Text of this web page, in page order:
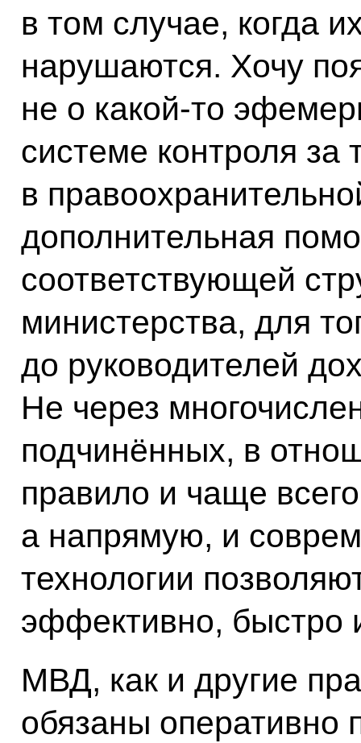
в том случае, когда
нарушаются. Хочу
не о какой-то
системе контроля за
в
дополнительная
соответствующей
министерства, для
до руководителей
Не через
подчинённых, в
правило и чаще
а напрямую, и
технологии
эффективно, быстро
МВД, как и другие
обязаны оперативно